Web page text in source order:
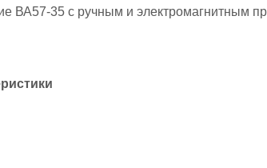
ВА57-35 с ручным и электромагнитным